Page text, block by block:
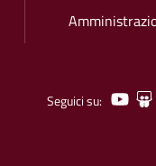
Seguici su: